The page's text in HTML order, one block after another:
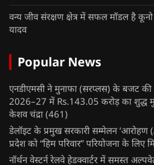
वन्य जीव संरक्षण क्षेत्र में सफल मॉडल है कूनो
यादव
Popular News
एनडीएमसी ने मुनाफा (सरप्लस) के बजट की
2026–27 में Rs.143.05 करोड़ का शुद्ध
केशव चंद्रा (461)
डेलॉइट के प्रमुख सरकारी सम्मेलन
प्रदेश को “हिम परिवार” परियोजना के लिए
नॉर्थन वेस्टर्न रेलवे हेडक्वार्टर में समस्त